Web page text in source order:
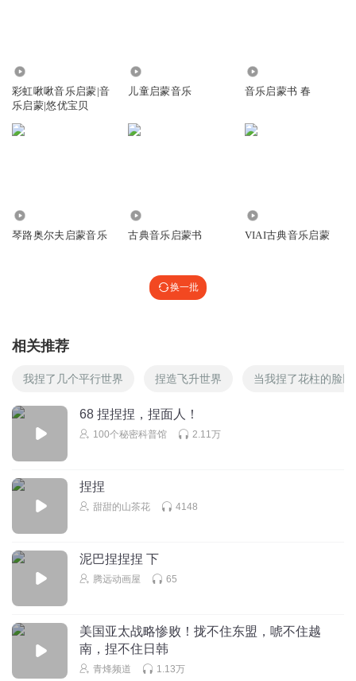
彩虹啾啾音乐启蒙|音
乐启蒙|悠优宝贝
儿童启蒙音乐 音乐启蒙书 春
琴路奥尔夫启蒙音乐 古典音乐启蒙书 VIAI古典音乐启蒙
换一批
相关推荐
我捏了几个平行世界 捏造飞升世界 当我捏了花柱的脸以
68 捏捏捏，捏面人！
100个秘密科普馆 2.11万
捏捏
甜甜的山茶花 4148
泥巴捏捏捏 下
腾远动画屋 65
美国亚太战略惨败！拢不住东盟，唬不住越
南，捏不住日韩
青烽频道 1.13万